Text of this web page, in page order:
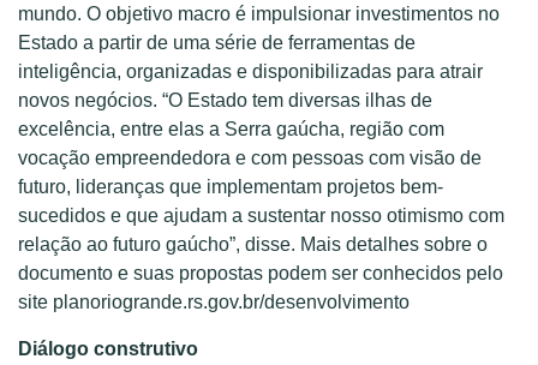
mundo. O objetivo macro é impulsionar investimentos no
Estado a partir de uma série de ferramentas de
inteligência, organizadas e disponibilizadas para atrair
novos negócios. “O Estado tem diversas ilhas de
excelência, entre elas a Serra gaúcha, região com
vocação empreendedora e com pessoas com visão de
futuro, lideranças que implementam projetos bem-
sucedidos e que ajudam a sustentar nosso otimismo com
relação ao futuro gaúcho”, disse. Mais detalhes sobre o
documento e suas propostas podem ser conhecidos pelo
site planoriogrande.rs.gov.br/desenvolvimento
Diálogo construtivo